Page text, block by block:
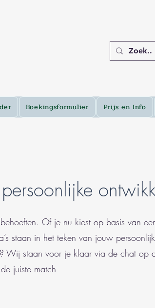
Boekingsformulier Prijs en Info
Of je nu kiest op basis van
staan in het teken van jouw
Wij staan voor je klaar via de chat op
juiste match